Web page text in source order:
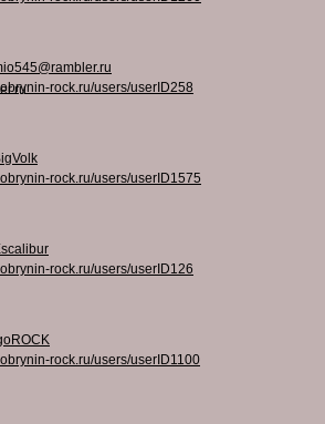
rock.ru/users/userID258
rock.ru/users/userID1575
rock.ru/users/userID126
rock.ru/users/userID1100